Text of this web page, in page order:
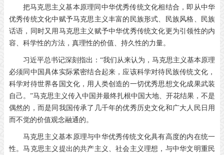
把马克思主义基本原理同中华优秀传统文化相结合，即从中华
优秀传统文化中赋予马克思主义丰富的民族形式、民族风格、民族
话语，同时又用马克思主义赋予中华优秀传统文化更为引领性的内
容、科学性的方法，真理性的价值、持久性的力量。
习近平总书记深刻指出：“我们从来认为，马克思主义基本原理
必须同中国具体实际紧密结合起来，应该科学对待民族传统文化，
科学对待世界各国文化，用人类创造的一切优秀思想文化成果武装
自己。”马克思主义传入中国并最终扎根中国大地、开花结果，不是
偶然的，而是同我国传承了几千年的优秀历史文化和广大人民日用
而不觉的价值观念融通的。
马克思主义基本原理与中华优秀传统文化具有高度的内在统一
性。马克思主义提出的共产主义、社会主义理想，与中华文明重民